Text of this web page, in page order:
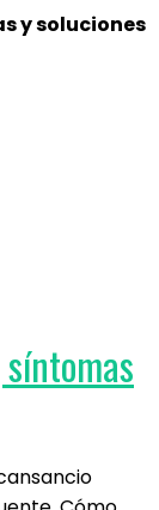
y soluciones